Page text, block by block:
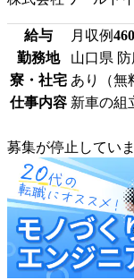
給与 月収例
勤務地
山口県
寮・社宅 あり（無
仕事内容 新車の組
募集が停止してい